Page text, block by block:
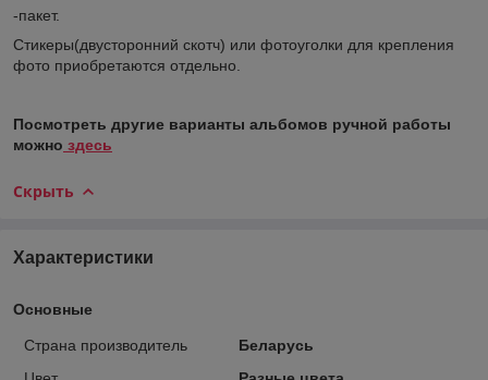
-пакет.
Стикеры(двусторонний скотч) или фотоуголки для крепления
фото приобретаются отдельно.
Посмотреть другие варианты альбомов ручной работы
можно здесь
Скрыть
Характеристики
Основные
Страна производитель
Беларусь